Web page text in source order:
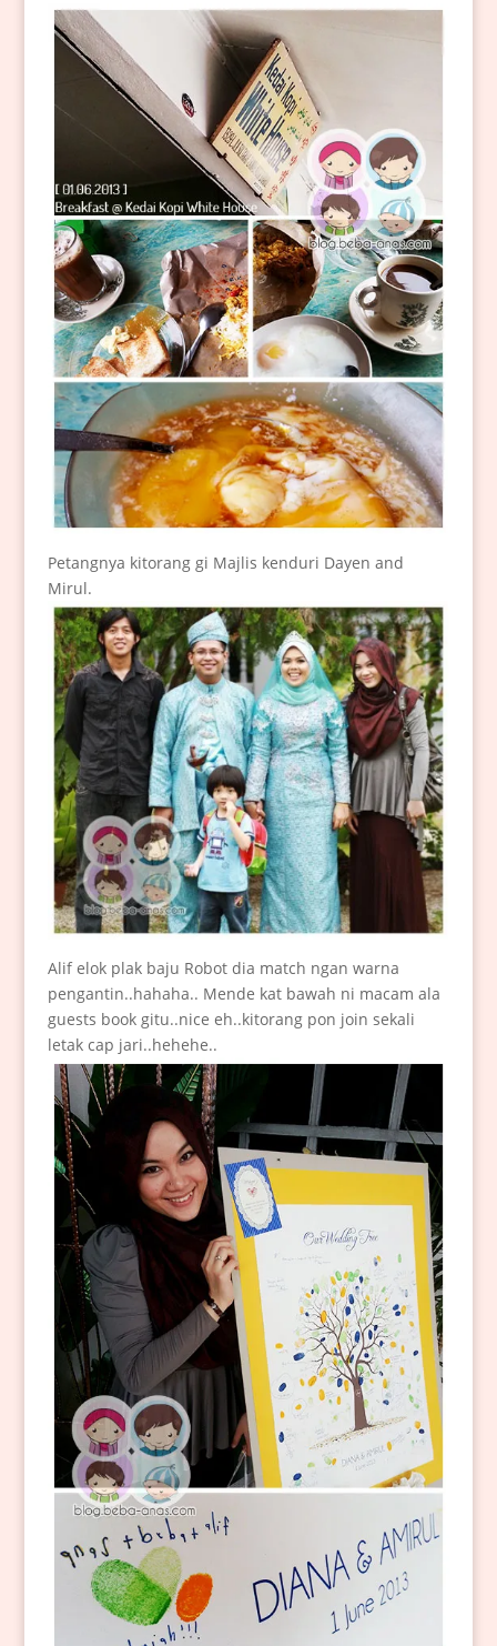
Petangnya kitorang gi Majlis kenduri Dayen and
Mirul.
Alif elok plak baju Robot dia match ngan warna
pengantin..hahaha.. Mende kat bawah ni macam ala
guests book gitu..nice eh..kitorang pon join sekali
letak cap jari..hehehe..